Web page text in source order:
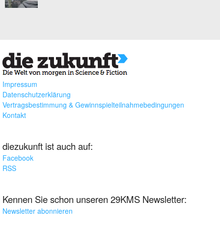
Impressum
Datenschutzerklärung
Vertragsbestimmung & Gewinnspielteilnahmebedingungen
Kontakt
diezukunft ist auch auf:
Facebook
RSS
Kennen Sie schon unseren 29KMS Newsletter:
Newsletter abonnieren